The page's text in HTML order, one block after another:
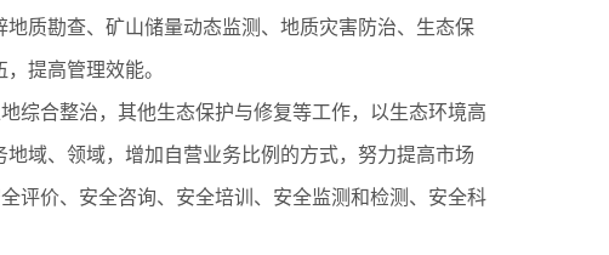
质勘查、矿山储量动态监测、地质灾害防治、生态保
提高管理效能。
综合整治，其他生态保护与修复等工作，以生态环境高
域、领域，增加自营业务比例的方式，努力提高市场
评价、安全咨询、安全培训、安全监测和检测、安全科